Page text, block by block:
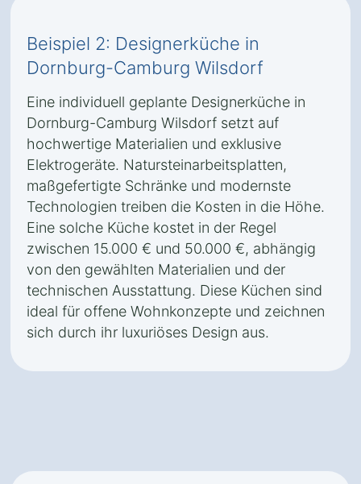
Beispiel 2: Designerküche in
Dornburg-Camburg Wilsdorf
Eine individuell geplante Designerküche in
Dornburg-Camburg Wilsdorf setzt auf
hochwertige Materialien und exklusive
Elektrogeräte. Natursteinarbeitsplatten,
maßgefertigte Schränke und modernste
Technologien treiben die Kosten in die Höhe.
Eine solche Küche kostet in der Regel
zwischen 15.000 € und 50.000 €, abhängig
von den gewählten Materialien und der
technischen Ausstattung. Diese Küchen sind
ideal für offene Wohnkonzepte und zeichnen
sich durch ihr luxuriöses Design aus.